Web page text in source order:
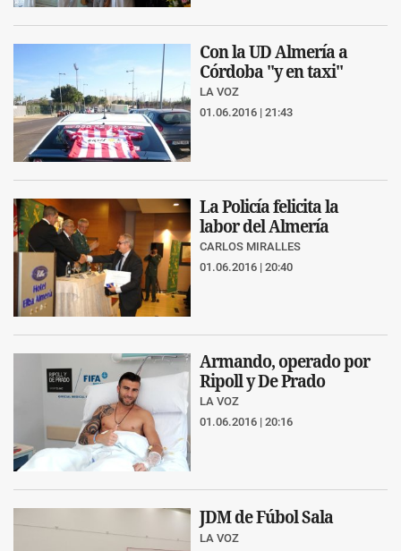
Con la UD Almería a
Córdoba "y en taxi"
LA VOZ
01.06.2016 | 21:43
La Policía felicita la
labor del Almería
CARLOS MIRALLES
01.06.2016 | 20:40
Armando, operado por
Ripoll y De Prado
LA VOZ
01.06.2016 | 20:16
JDM de Fúbol Sala
LA VOZ